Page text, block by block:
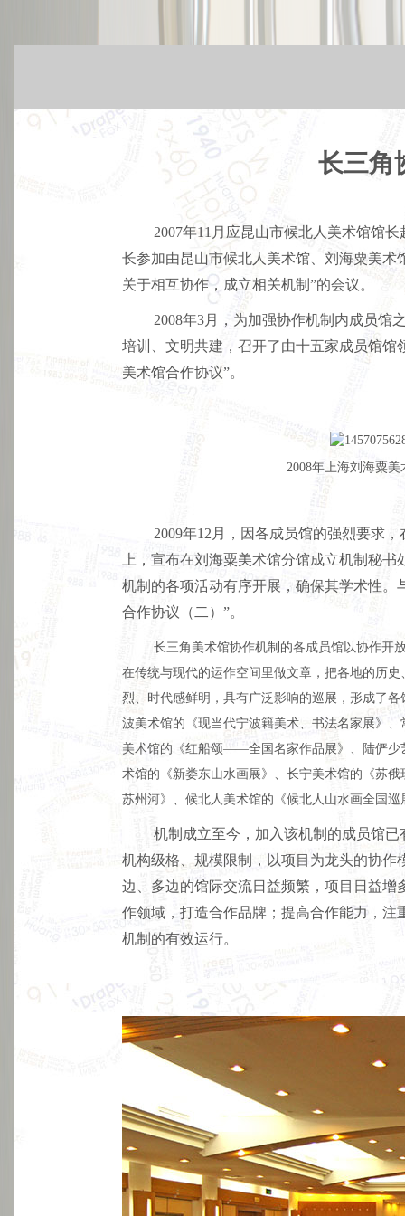
长三角
2007年11月应昆山市候北人美术馆馆
长参加由昆山市候北人美术馆、刘海粟美
关于相互协作，成立相关机制”的会议。
2008年3月，为加强协作机制内成员馆
培训、文明共建，召开了由十五家成员馆
美术馆合作协议”。
2008年上海刘海粟
2009年12月，因各成员馆的强烈要求
上，宣布在刘海粟美术馆分馆成立机制秘
机制的各项活动有序开展，确保其学术性
合作协议（二）”。
长三角美术馆协作机制的各成员馆以协作开
在传统与现代的运作空间里做文章，把各地的历
烈、时代感鲜明，具有广泛影响的巡展，形成了
波美术馆的《现当代宁波籍美术、书法名家展》
美术馆的《红船颂——全国名家作品展》、陆俨
术馆的《新娄东山水画展》、长宁美术馆的《苏
苏州河》、候北人美术馆的《候北人山水画全国巡
机制成立至今，加入该机制的成员馆
机构级格、规模限制，以项目为龙头的协
边、多边的馆际交流日益频繁，项目日益
作领域，打造合作品牌；提高合作能力，
机制的有效运行。